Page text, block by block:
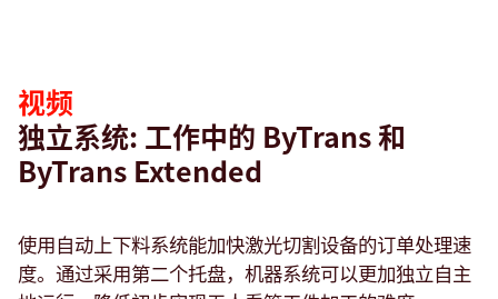
视频
独立系统: 工作中的 ByTrans 和
ByTrans Extended
使用自动上下料系统能加快激光切割设备的订单处理速
度。通过采用第二个托盘，机器系统可以更加独立自主